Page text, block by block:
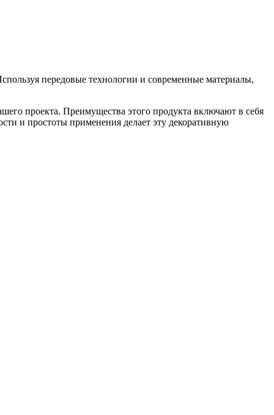
передовые технологии и современные материалы,
проекта. Преимущества этого продукта включают в себя
и простоты применения делает эту декоративную